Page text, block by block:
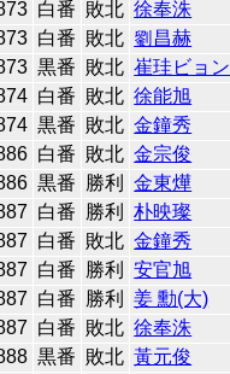
白番 敗北 徐奉洙
白番 敗北 劉昌赫
黒番 敗北 崔珪ビョン
白番 敗北 徐能旭
黒番 敗北 金鐘秀
白番 敗北 金宗俊
黒番 勝利 金東燁
白番 勝利 朴映璨
白番 敗北 金鐘秀
白番 勝利 安官旭
白番 勝利 姜 勳(大)
白番 敗北 徐奉洙
黒番 敗北 黃元俊